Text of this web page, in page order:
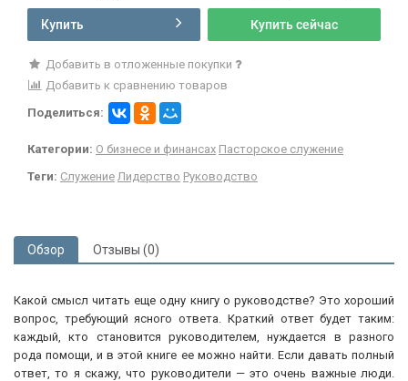
Купить Купить сейчас
Добавить в отложенные покупки
Добавить к сравнению товаров
Поделиться:
Категории: О бизнесе и финансах Пасторское служение
Теги: Служение Лидерство Руководство
Обзор Отзывы (0)
Какой смысл читать еще одну книгу о руководстве? Это хороший
вопрос, требующий ясного ответа. Краткий ответ будет таким:
каждый, кто становится руководителем, нуждается в разного
рода помощи, и в этой книге ее можно найти. Если давать полный
ответ, то я скажу, что руководители — это очень важные люди.